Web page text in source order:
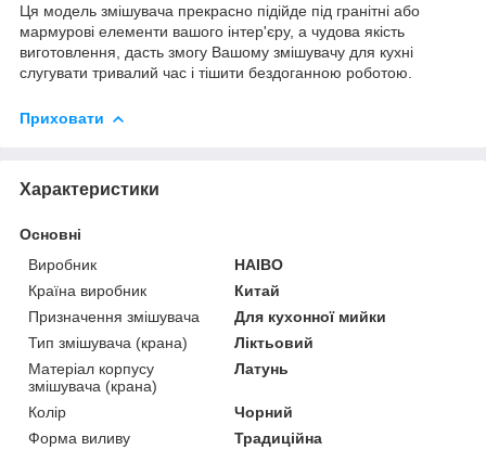
Ця модель змішувача прекрасно підійде під гранітні або
мармурові елементи вашого інтер'єру, а чудова якість
виготовлення, дасть змогу Вашому змішувачу для кухні
слугувати тривалий час і тішити бездоганною роботою.
Приховати
Характеристики
Основні
Виробник
HAIBO
Країна виробник
Китай
Призначення змішувача
Для кухонної мийки
Тип змішувача (крана)
Ліктьовий
Матеріал корпусу
змішувача (крана)
Латунь
Колір
Чорний
Форма виливу
Традиційна